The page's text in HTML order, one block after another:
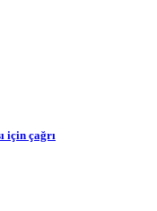
için çağrı